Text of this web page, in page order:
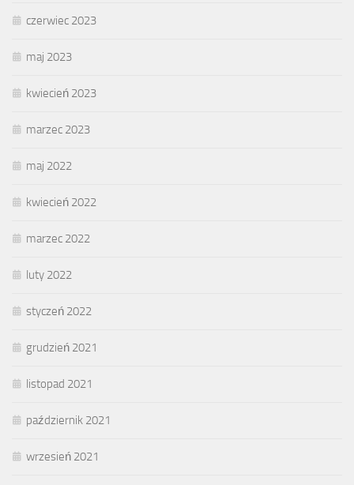
czerwiec 2023
maj 2023
kwiecień 2023
marzec 2023
maj 2022
kwiecień 2022
marzec 2022
luty 2022
styczeń 2022
grudzień 2021
listopad 2021
październik 2021
wrzesień 2021